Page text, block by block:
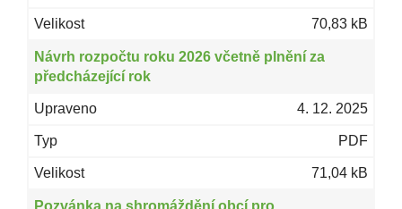
70,83 kB
Návrh rozpočtu roku 2026 včetně plnění za
předcházející rok
4. 12. 2025
PDF
71,04 kB
Pozvánka na shromáždění obcí pro